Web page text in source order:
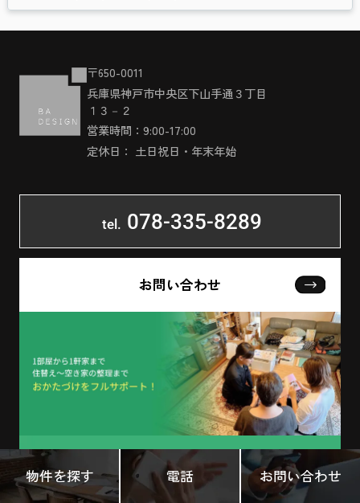
〒650-0011
兵庫県神戸市中央区下山手通３丁目
１３－２
営業時間：9:00-17:00
定休日： 土日祝日・年末年始
tel. 078-335-8289
お問い合わせ
物件を探す 電話 お問い合わせ